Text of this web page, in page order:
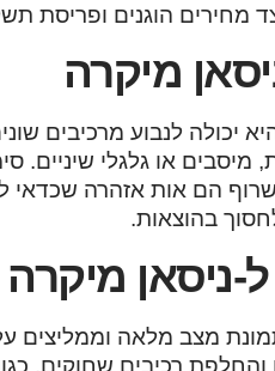
מחירים הוגנים ופריסת
מיקרה
יכולה לנבוע מרכיבים
מיסבים או גלגלי
שרוף הם אות אזהרה
בהוצאות.
ניסאן מיקרה
מצב מלאה וממליצים
והחלפת רכיבים שחוקים,